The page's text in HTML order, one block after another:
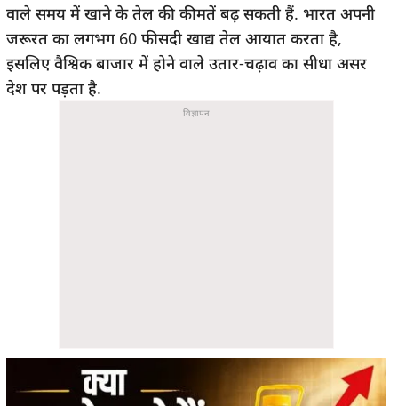
वाले समय में खाने के तेल की कीमतें बढ़ सकती हैं. भारत अपनी
जरूरत का लगभग 60 फीसदी खाद्य तेल आयात करता है,
इसलिए वैश्विक बाजार में होने वाले उतार-चढ़ाव का सीधा असर
देश पर पड़ता है.